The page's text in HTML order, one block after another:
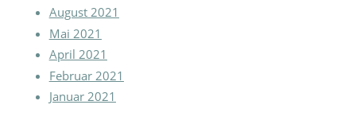
August 2021
Mai 2021
April 2021
Februar 2021
Januar 2021